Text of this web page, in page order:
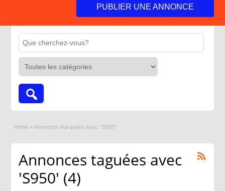
PUBLIER UNE ANNONCE
Home » Annonces marquées avec "S950"
Annonces taguées avec
'S950' (4)